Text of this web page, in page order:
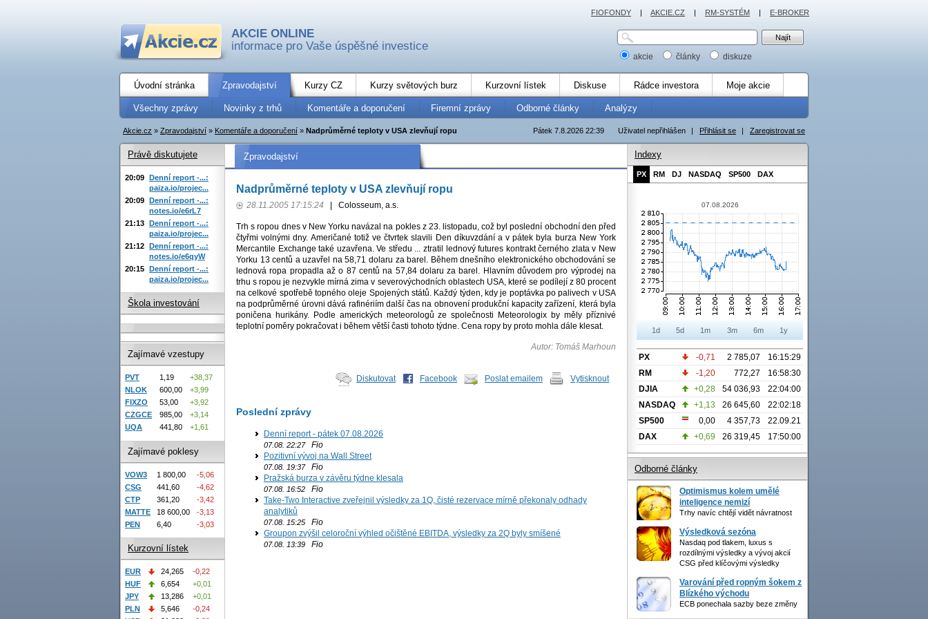
AKCIE ONLINE
informace pro Vaše úspěšné investice
akcie články diskuze
Úvodní stránka Zpravodajství Kurzy CZ Kurzy světových burz Kurzovní lístek Diskuse Rádce investora Moje akcie
Všechny zprávy Novinky z trhů Komentáře a doporučení Firemní zprávy Odborné články Analýzy
Uživatel nepřihlášen | Přihlásit se | Zaregistrovat se
Pátek 7.8.2026 22:39
Akcie.cz » Zpravodajství » Komentáře a doporučení » Nadprůměrné teploty v USA zlevňují ropu
Zpravodajství
Nadprůměrné teploty v USA zlevňují ropu
28.11.2005 17:15:24 Colosseum, a.s.
Trh s ropou dnes v New Yorku navázal na pokles z 23. listopadu, což byl poslední obchodní den před
čtyřmi volnými dny. Američané totiž ve čtvrtek slavili Den díkuvzdání a v pátek byla burza New York
Mercantile Exchange také uzavřena. Ve středu ... ztratil lednový futures kontrakt černého zlata v New
Yorku 13 centů a uzavřel na 58,71 dolaru za barel. Během dnešního elektronického obchodování se
lednová ropa propadla až o 87 centů na 57,84 dolaru za barel. Hlavním důvodem pro výprodej na
trhu s ropou je nezvykle mírná zima v severovýchodních oblastech USA, které se podílejí z 80 procent
na celkové spotřebě topného oleje Spojených států. Každý týden, kdy je poptávka po palivech v USA
na podprůměrné úrovni dává rafinériím další čas na obnovení produkční kapacity zařízení, která byla
poničena hurikány. Podle amerických meteorologů ze společnosti Meteorologix by měly příznivé
teplotní poměry pokračovat i během větší časti tohoto týdne. Cena ropy by proto mohla dále klesat.
Autor: Tomáš Marhoun
Diskutovat Facebook Poslat emailem Vytisknout
Poslední zprávy
Denní report - pátek 07.08.2026
07.08. 22:27Fio
Pozitivní vývoj na Wall Street
07.08. 19:37Fio
Pražská burza v závěru týdne klesala
07.08. 16:52 Fio
Take-Two Interactive zveřejnil výsledky za 1Q, čisté rezervace mírně překonaly odhady
analytiků
07.08. 15:25 Fio
Groupon zvýšil celoroční výhled očištěné EBITDA, výsledky za 2Q byly smíšené
07.08. 13:39 Fio
Právě diskutujete
20:09 Denní report -...:
paiza.io/projec...
20:09 Denní report -...:
notes.io/e6rL7
21:13 Denní report -...:
paiza.io/projec...
21:12 Denní report -...:
notes.io/e6qyW
20:15 Denní report -...:
paiza.io/projec...
Škola investování
Zajímavé vzestupy
PVT 1,19
+38,37
NLOK
600,00
+3,99
FIXZO
53,00
+3,92
CZGCE
985,00
+3,14
UQA
441,80 +1,61
Zajímavé poklesy
VOW3 1 800,00
-5,06
CSG
441,60
-4,62
CTP
361,20
-3,42
MATTE
18 600,00
-3,13
PEN
6,40 -3,03
Kurzovní lístek
EUR 24,265
-0,22
HUF
6,654
+0,01
JPY
13,286
+0,01
PLN
5,646
-0,24
Indexy
PX RM DJ NASDAQ SP500 DAX
07.08.2026
1d 5d 1m 3m 6m 1y
PX -0,71 2 785,07
16:15:29
RM
-1,20 772,27
16:58:30
DJIA
+0,28 54 036,93
22:04:00
NASDAQ
+1,13 26 645,60
22:02:18
SP500
0,00 4 357,73
22.09.21
DAX
+0,69 26 319,45 17:50:00
Odborné články
Optimismus kolem umělé
inteligence nemizí
Trhy navíc chtějí vidět návratnost
Výsledková sezóna
Nasdaq pod tlakem, luxus s
rozdílnými výsledky a vývoj akcií
CSG před klíčovými výsledky
Varování před ropným šokem z
Blízkého východu
ECB ponechala sazby beze změny
FIOFONDY | AKCIE.CZ | RM-SYSTÉM | E-BROKER